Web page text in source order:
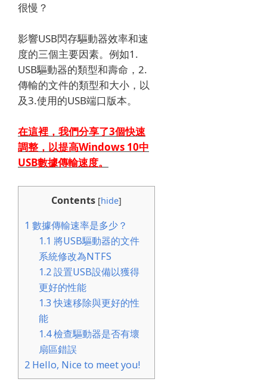
很慢？
影響USB閃存驅動器效率和速
度的三個主要因素。 例如1.
USB驅動器的類型和壽命，2.
傳輸的文件的類型和大小，以
及3.使用的USB端口版本。
在這裡，我們分享了3個快速
調整，以提高Windows 10中
USB數據傳輸速度。
Contents [hide]
1 數據傳輸速率是多少？
1.1 將USB驅動器的文件
系統修改為NTFS
1.2設置USB設備以獲得
更好的性能
1.3快速移除與更好的性
能
1.4檢查驅動器是否有壞
扇區錯誤
2 Hello, Nice to meet you!